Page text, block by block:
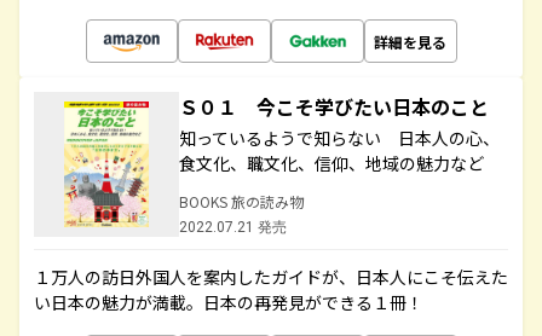
詳細を見る
Ｓ０１ 今こそ学びたい日本のこと
知っているようで知らない 日本人の心、
食文化、職文化、信仰、地域の魅力など
BOOKS 旅の読み物
2022.07.21 発売
１万人の訪日外国人を案内したガイドが、日本人にこそ伝えた
い日本の魅力が満載。日本の再発見ができる１冊！